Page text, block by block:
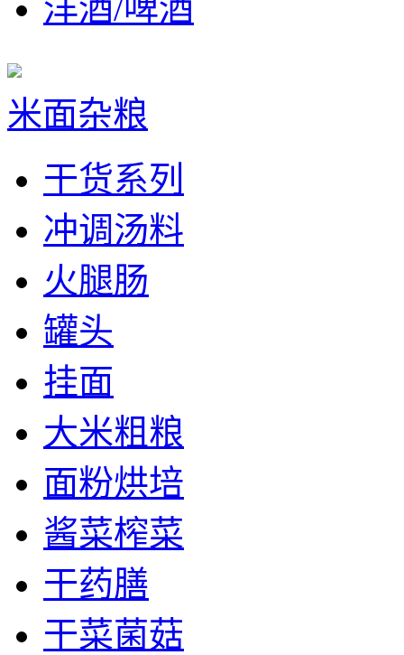
洋酒/啤酒
米面杂粮
干货系列
冲调汤料
火腿肠
罐头
挂面
大米粗粮
面粉烘培
酱菜榨菜
干药膳
干菜菌菇